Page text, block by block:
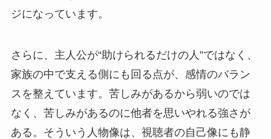
ジになっています。
さらに、主人公が“助けられるだけの人”ではなく、
家族の中で支える側にも回る点が、感情のバラン
スを整えています。苦しみがあるから弱いのでは
なく、苦しみがあるのに他者を思いやれる強さが
ある。そういう人物像は、視聴者の自己像にも静